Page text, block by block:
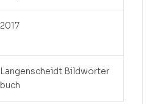
2017
Langenscheidt Bildwörter
buch